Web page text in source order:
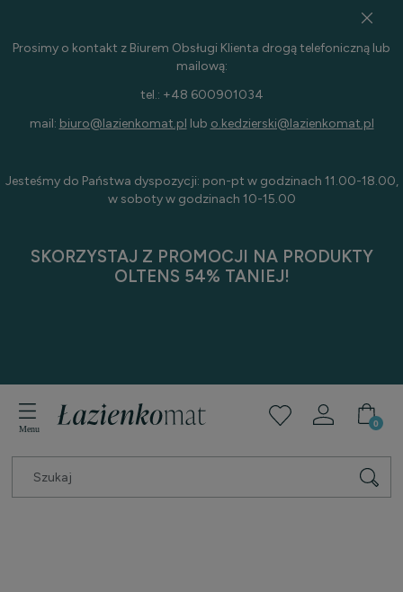
Prosimy o kontakt z Biurem Obsługi Klienta drogą telefoniczną lub
mailową:
tel.: +48 600901034
mail: biuro@lazienkomat.pl lub o.kedzierski@lazienkomat.pl
Jesteśmy do Państwa dyspozycji: pon-pt w godzinach 11.00-18.00,
w soboty w godzinach 10-15.00
SKORZYSTAJ Z PROMOCJI NA PRODUKTY
OLTENS 54% TANIEJ!